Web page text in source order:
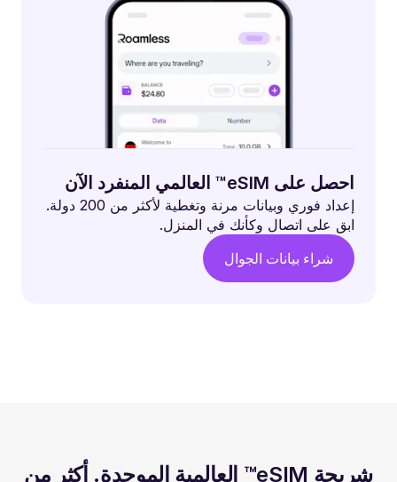
احصل على eSIM™ العالمي المنفرد الآن
إعداد فوري وبيانات مرنة وتغطية لأكثر من 200 دولة.
ابق على اتصال وكأنك في المنزل.
شراء بيانات الجوال
شريحة eSIM™ العالمية الموحدة. أكثر من